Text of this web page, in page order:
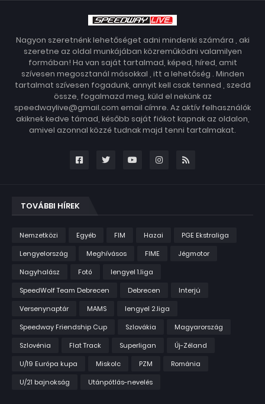
Nagyon szeretnénk lehetőséget adni mindenki számára , aki
szeretne az oldal munkájában közreműködni valamilyen
formában! Ha van saját tartalmad, képed, híred, amit
szívesen megosztanál másokkal , itt a lehetőség . Minden
tartalmat szívesen fogadunk, annyit kell csak tenned , szedd
össze, fogalmazd meg, küld el nekünk az
speedwaylive@gmail.com email címre. Az aktív felhasználók
akiknek kedve támad, később saját fiókot kapnak az oldalon,
amivel azonnal közzé tudnak majd tenni tartalmakat.
TOVÁBBI HÍREK
Nemzetközi Egyéb FIM Hazai
PGE Ekstraliga
Lengyelország
Meghívásos FIME
Jégmotor
Nagyhalász
Fotó
lengyel 1.liga
SpeedWolf Team Debrecen
Debrecen
Interjú
Versenynaptár
MAMS
lengyel 2.liga
Speedway Friendship Cup
Szlovákia
Magyarország
Szlovénia
Flat Track Superligan
Új-Zéland
U/19 Európa kupa
Miskolc PZM
Románia
U/21 bajnokság
Utánpótlás-nevelés